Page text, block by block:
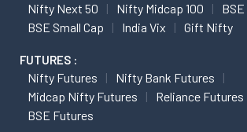
Nifty Next 50
Nifty Midcap 100
BSE Small Cap
India Vix Gift Nifty
FUTURES :
Nifty Futures
Nifty Bank Futures
Midcap Nifty Futures
Reliance Futures
BSE Futures